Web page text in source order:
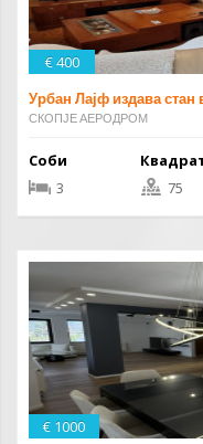
€ 400
Урбан Лајф издава
СКОПЈЕ АЕРОДРОМ
Соби
3
75
€ 1000